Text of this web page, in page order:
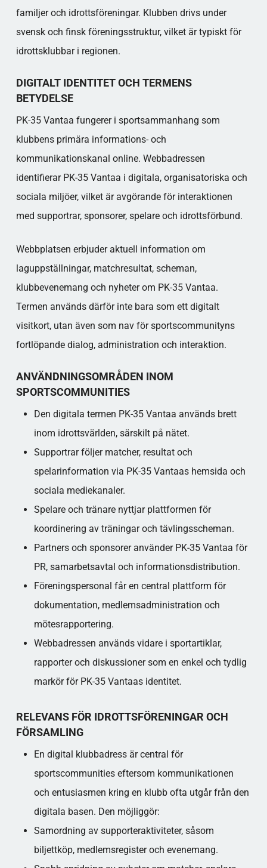
familjer och idrottsföreningar. Klubben drivs under
svensk och finsk föreningsstruktur, vilket är typiskt för
idrottsklubbar i regionen.
DIGITALT IDENTITET OCH TERMENS
BETYDELSE
PK-35 Vantaa fungerer i sportsammanhang som
klubbens primära informations- och
kommunikationskanal online. Webbadressen
identifierar PK-35 Vantaa i digitala, organisatoriska och
sociala miljöer, vilket är avgörande för interaktionen
med supportrar, sponsorer, spelare och idrottsförbund.
Webbplatsen erbjuder aktuell information om
laguppställningar, matchresultat, scheman,
klubbevenemang och nyheter om PK-35 Vantaa.
Termen används därför inte bara som ett digitalt
visitkort, utan även som nav för sportscommunityns
fortlöpande dialog, administration och interaktion.
ANVÄNDNINGSOMRÅDEN INOM
SPORTSCOMMUNITIES
Den digitala termen PK-35 Vantaa används brett
inom idrottsvärlden, särskilt på nätet.
Supportrar följer matcher, resultat och
spelarinformation via PK-35 Vantaas hemsida och
sociala mediekanaler.
Spelare och tränare nyttjar plattformen för
koordinering av träningar och tävlingsscheman.
Partners och sponsorer använder PK-35 Vantaa för
PR, samarbetsavtal och informationsdistribution.
Föreningspersonal får en central plattform för
dokumentation, medlemsadministration och
mötesrapportering.
Webbadressen används vidare i sportartiklar,
rapporter och diskussioner som en enkel och tydlig
markör för PK-35 Vantaas identitet.
RELEVANS FÖR IDROTTSFÖRENINGAR OCH
FÖRSAMLING
En digital klubbadress är central för
sportscommunities eftersom kommunikationen
och entusiasmen kring en klubb ofta utgår från den
digitala basen. Den möjliggör:
Samordning av supporteraktiviteter, såsom
biljettköp, medlemsregister och evenemang.